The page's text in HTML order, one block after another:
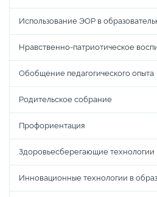
Использование ЭОР в
Нравственно-патриотическое
Обобщение педагогического опыта
Родительское собрание
Профориентация
Здоровьесберегающие технологии
Инновационные технологии в